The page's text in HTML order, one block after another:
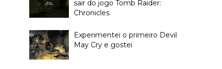
sair do jogo Tomb Raider:
Chronicles
Experimentei o primeiro Devil
May Cry e gostei